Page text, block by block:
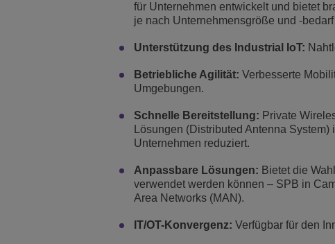
für Unternehmen entwickelt und bietet
je nach Unternehmensgröße und -
Unterstützung des Industrial IoT:
Betriebliche Agilität: Verbesserte
Umgebungen.
Schnelle Bereitstellung: Private
Lösungen (Distributed Antenna
Unternehmen reduziert.
Anpassbare Lösungen: Bietet die
verwendet werden können – SPB in
Area Networks (MAN).
IT/OT-Konvergenz: Verfügbar für den